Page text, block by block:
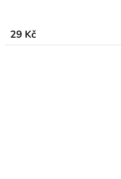
29 Kč